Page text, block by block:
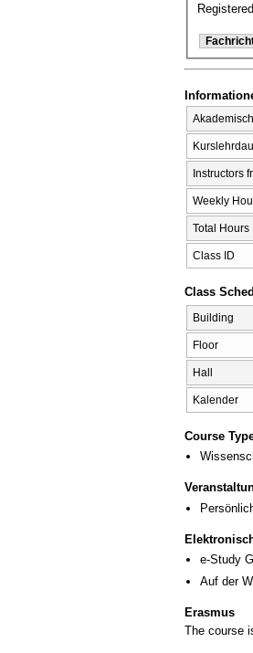
Instructors
Weekly
Total Hours
Class ID
Class
Building
Floor
Hall
Kalender
Course
e-Study
Auf der
Erasmus
The course